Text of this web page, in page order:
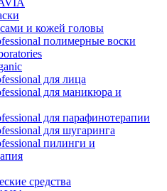
и кожей головы
полимерные воски
для лица
для маникюра и
для парафинотерапии
для шугаринга
пилинги и
средства